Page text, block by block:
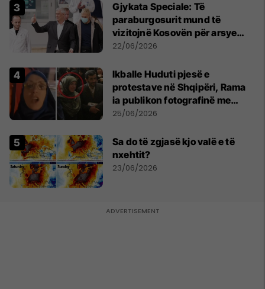
​Gjykata Speciale: Të
paraburgosurit mund të
vizitojnë Kosovën për arsye
humanitare
22/06/2026
Ikballe Huduti pjesë e
protestave në Shqipëri, Rama
ia publikon fotografinë me
Ahmadinejadin e Iranit
25/06/2026
Sa do të zgjasë kjo valë e të
nxehtit?
23/06/2026